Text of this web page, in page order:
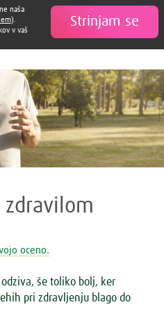
zdravilom
oceno.
še toliko bolj, ker
pri zdravljenju blago do
Strinjam se
naša
).
v vaš